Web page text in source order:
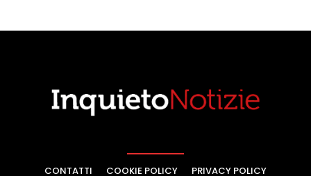
CONTATTI COOKIE POLICY PRIVACY POLICY